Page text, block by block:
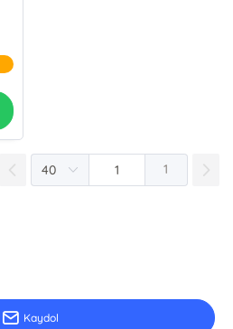
1
Kaydol